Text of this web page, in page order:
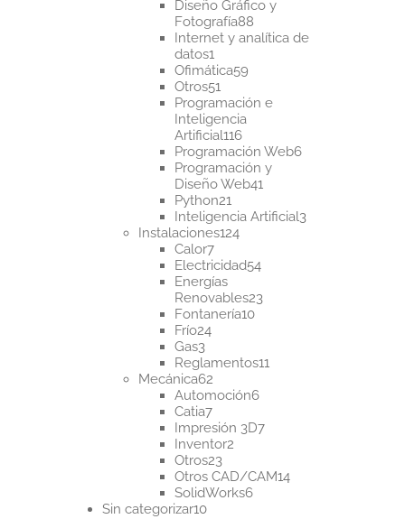
productos
Diseño Gráfico y
Fotografía8888
productos
Internet y analítica de
datos11
producto
Ofimática5959
Otros5151
productos
Programación e
Inteligencia
Artificial116116
productos
Programación Web66
Programación y
Diseño Web4141
Python2121
productos
Inteligencia Artificial33
Instalaciones124124
Calor77
productos
Electricidad5454
Energías
Renovables2323
Fontanería1010
Frío2424
Gas33
productos
Reglamentos1111
Mecánica6262
productos
Automoción66
Catia77
productos
Impresión 3D77
Inventor22
Otros2323
productos
Otros CAD/CAM1414
SolidWorks66
Sin categorizar1010